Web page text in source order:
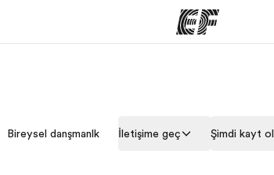
göz
Size yakın bir EF ofisi bulun
Bireysel danışmanlık İletişime geç Şimdi kayıt ol